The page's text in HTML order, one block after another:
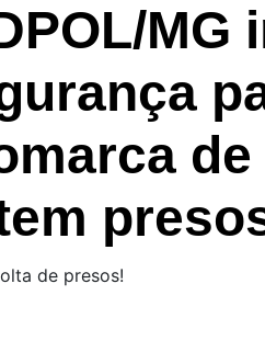
MG
de
de presos!